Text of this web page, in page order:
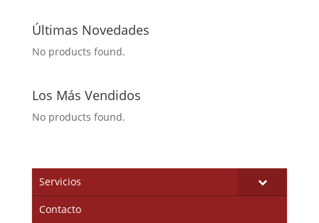
Últimas Novedades
No products found.
Los Más Vendidos
No products found.
Servicios
Contacto